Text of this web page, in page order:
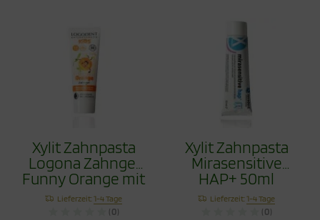
Xylit Zahnpasta
Logona Zahngel
Funny Orange mit
Hydroxyapapitit
75ml
Lieferzeit:1-4 Tage
(0)
Xylit Zahnpasta
Mirasensitive
HAP+ 50ml
Lieferzeit:1-4 Tage
(0)